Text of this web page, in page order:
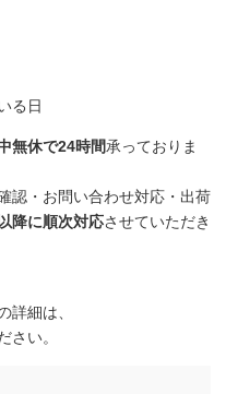
る日
無休で24時間承っておりま
認・お問い合わせ対応・出荷
降に順次対応させていただき
詳細は、
さい。